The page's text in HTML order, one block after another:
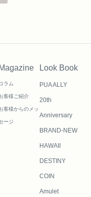
Magazine
ラム
客様ご紹介
客様からのメッ
ージ
Look Book
PUA ALLY
20th
Anniversary
BRAND-NEW
HAWAII
DESTINY
COIN
Amulet